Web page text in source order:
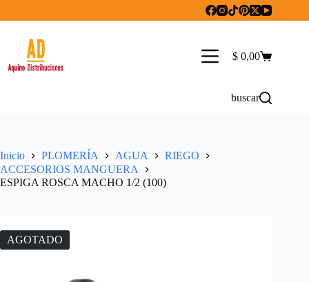
Carro
$ 0,00
buscar
Inicio PLOMERÍA AGUA
RIEGO
ACCESORIOS MANGUERA
ESPIGA ROSCA MACHO 1/2 (100)
AGOTADO